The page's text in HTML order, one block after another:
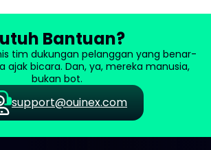
Bantuan?
tim dukungan pelanggan yang benar-
ajak bicara. Dan, ya, mereka manusia,
bukan bot.
support@ouinex.com